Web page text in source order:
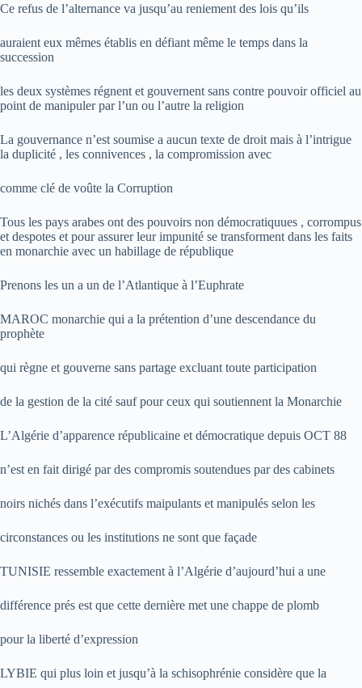
Ce refus de l’alternance va jusqu’au reniement des lois qu’ils
auraient eux mêmes établis en défiant même le temps dans la
succession
les deux systèmes régnent et gouvernent sans contre pouvoir officiel au
point de manipuler par l’un ou l’autre la religion
La gouvernance n’est soumise a aucun texte de droit mais à l’intrigue
la duplicité , les connivences , la compromission avec
comme clé de voûte la Corruption
Tous les pays arabes ont des pouvoirs non démocratiquues , corrompus
et despotes et pour assurer leur impunité se transforment dans les faits
en monarchie avec un habillage de république
Prenons les un a un de l’Atlantique à l’Euphrate
MAROC monarchie qui a la prétention d’une descendance du
prophète
qui règne et gouverne sans partage excluant toute participation
de la gestion de la cité sauf pour ceux qui soutiennent la Monarchie
L’Algérie d’apparence républicaine et démocratique depuis OCT 88
n’est en fait dirigé par des compromis soutendues par des cabinets
noirs nichés dans l’exécutifs maipulants et manipulés selon les
circonstances ou les institutions ne sont que façade
TUNISIE ressemble exactement à l’Algérie d’aujourd’hui a une
différence prés est que cette dernière met une chappe de plomb
pour la liberté d’expression
LYBIE qui plus loin et jusqu’à la schisophrénie considère que la